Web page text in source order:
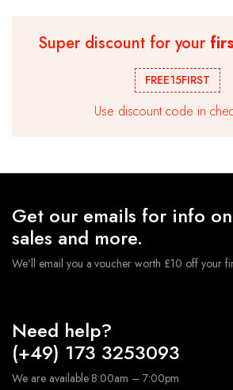
50 Geburtstag Deko Set Schwarz
Zahlen+Girlande+Ballons+Stern
Super discount for your
FREE15FIRST
Use discount code in
Get our emails for info
sales and more.
We'll email you a voucher worth £10 off your
Need help?
(+49) 173 3253093
We are available 8:00am – 7:00pm